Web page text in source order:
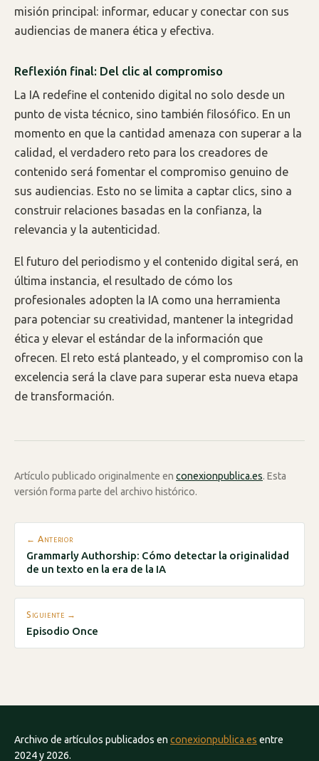
misión principal: informar, educar y conectar con sus
audiencias de manera ética y efectiva.
Reflexión final: Del clic al compromiso
La IA redefine el contenido digital no solo desde un
punto de vista técnico, sino también filosófico. En un
momento en que la cantidad amenaza con superar a la
calidad, el verdadero reto para los creadores de
contenido será fomentar el compromiso genuino de
sus audiencias. Esto no se limita a captar clics, sino a
construir relaciones basadas en la confianza, la
relevancia y la autenticidad.
El futuro del periodismo y el contenido digital será, en
última instancia, el resultado de cómo los
profesionales adopten la IA como una herramienta
para potenciar su creatividad, mantener la integridad
ética y elevar el estándar de la información que
ofrecen. El reto está planteado, y el compromiso con la
excelencia será la clave para superar esta nueva etapa
de transformación.
Artículo publicado originalmente en conexionpublica.es. Esta
versión forma parte del archivo histórico.
← Anterior
Grammarly Authorship: Cómo detectar la originalidad
de un texto en la era de la IA
Siguiente →
Episodio Once
Archivo de artículos publicados en conexionpublica.es entre
2024 y 2026.